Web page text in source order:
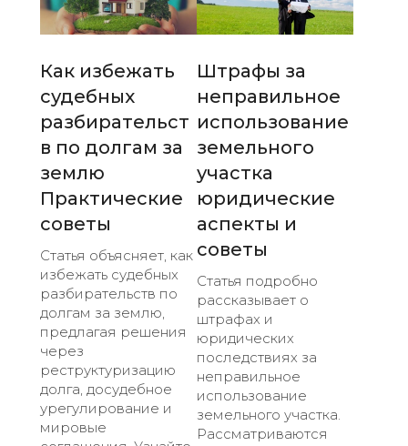
Как избежать
судебных
разбирательст
в по долгам за
землю
Практические
советы
Статья объясняет, как
избежать судебных
разбирательств по
долгам за землю,
предлагая решения
через
реструктуризацию
долга, досудебное
урегулирование и
мировые
Штрафы за
неправильное
использование
земельного
участка
юридические
аспекты и
советы
Статья подробно
рассказывает о
штрафах и
юридических
последствиях за
неправильное
использование
земельного участка.
Рассматриваются